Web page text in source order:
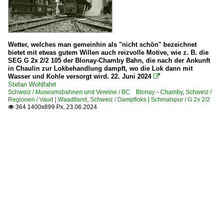
Wetter, welches man gemeinhin als "nicht schön" bezeichnet
bietet mit etwas gutem Willen auch reizvolle Motive, wie z. B. die
SEG G 2x 2/2 105 der Blonay-Chamby Bahn, die nach der Ankunft
in Chaulin zur Lokbehandlung dampft, wo die Lok dann mit
Wasser und Kohle versorgt wird. 22. Juni 2024 
Stefan Wohlfahrt
Schweiz / Museumsbahnen und Vereine / BC Blonay – Chamby, Schweiz /
Regionen / Vaud | Waadtland , Schweiz / Dampfloks | Schmalspur / G 2x 2/2
 364 1400x899 Px, 23.06.2024